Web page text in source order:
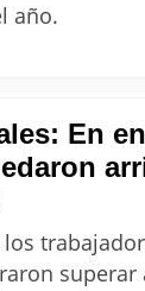
año.
En
oficiales:
En
superar